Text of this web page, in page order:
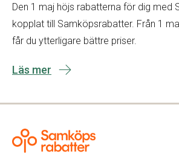
Den 1 maj höjs rabatterna för dig med
kopplat till Samköpsrabatter. Från 1
får du ytterligare bättre priser.
Läs mer